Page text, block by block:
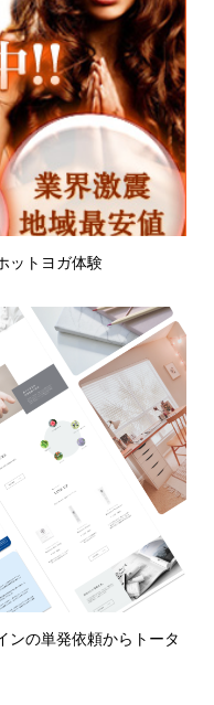
ットヨガ体験
ンの単発依頼からトータ